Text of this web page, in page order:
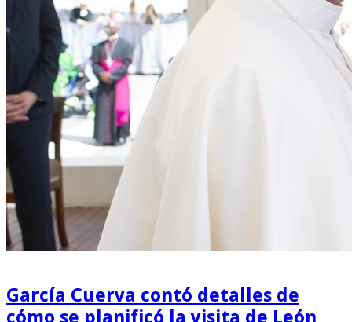
García Cuerva contó detalles de
cómo se planificó la visita de León